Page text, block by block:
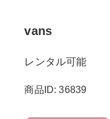
vans
レンタル可能
商品ID: 36839